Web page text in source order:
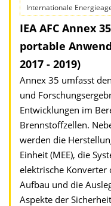
Internationale
IEA AFC Annex
portable
2017 - 2019)
Annex 35 umfasst
und
Entwicklungen im
Brennstoffzellen.
werden die
Einheit (MEE), die
elektrische Konverter
Aufbau und die
Aspekte der